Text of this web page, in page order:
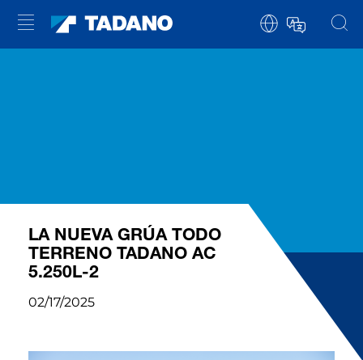
LA NUEVA GRÚA TODO
TERRENO TADANO AC
5.250L-2
02/17/2025